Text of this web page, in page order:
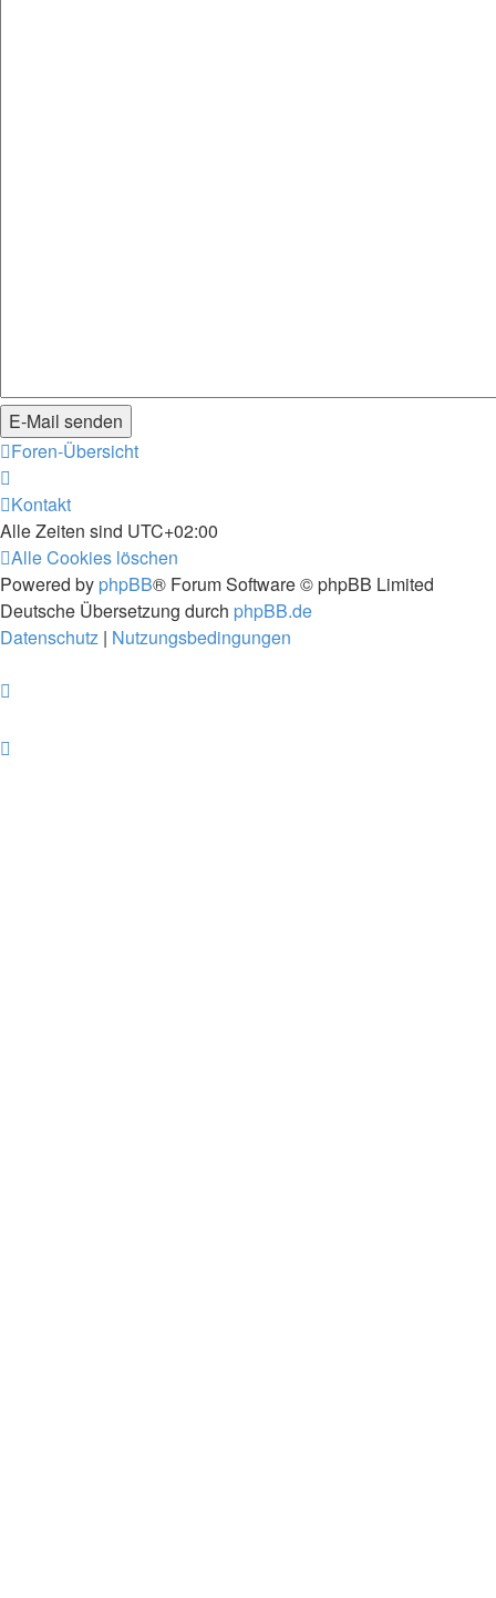
Foren-Übersicht
Kontakt
Alle Zeiten sind UTC+02:00
Alle Cookies löschen
Powered by phpBB® Forum Software © phpBB Limited
Deutsche Übersetzung durch phpBB.de
Datenschutz | Nutzungsbedingungen